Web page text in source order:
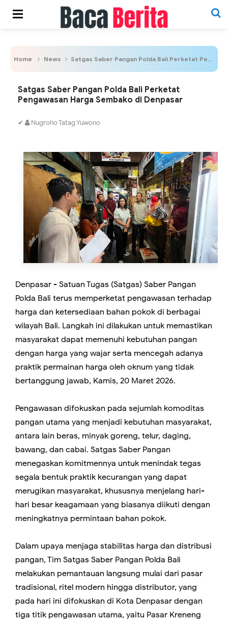
Home News Satgas Saber Pangan Polda Bali Perketat Pengawasan Harga Sembako di Denpasar
Satgas Saber Pangan Polda Bali Perketat
Pengawasan Harga Sembako di Denpasar
✔ Nugroho Tatag Yuwono
Denpasar - Satuan Tugas (Satgas) Saber Pangan
Polda Bali terus memperketat pengawasan terhadap
harga dan ketersediaan bahan pokok di berbagai
wilayah Bali. Langkah ini dilakukan untuk memastikan
masyarakat dapat memenuhi kebutuhan pangan
dengan harga yang wajar serta mencegah adanya
praktik permainan harga oleh oknum yang tidak
bertanggung jawab, Kamis, 20 Maret 2026.
Pengawasan difokuskan pada sejumlah komoditas
pangan utama yang menjadi kebutuhan masyarakat,
antara lain beras, minyak goreng, telur, daging,
bawang, dan cabai. Satgas Saber Pangan
menegaskan komitmennya untuk menindak tegas
segala bentuk praktik kecurangan yang dapat
merugikan masyarakat, khususnya menjelang hari-
hari besar keagamaan yang biasanya diikuti dengan
meningkatnya permintaan bahan pokok.
Dalam upaya menjaga stabilitas harga dan distribusi
pangan, Tim Satgas Saber Pangan Polda Bali
melakukan pemantauan langsung mulai dari pasar
tradisional, ritel modern hingga distributor, yang
pada hari ini difokuskan di Kota Denpasar dengan
tiga titik pengawasan utama, yaitu Pasar Kreneng